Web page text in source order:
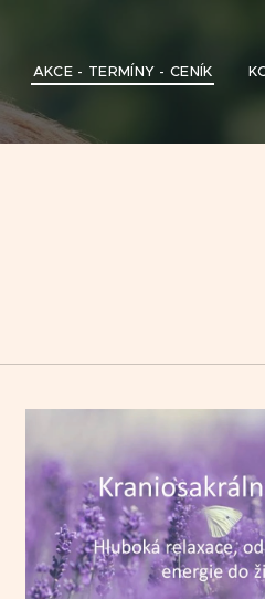
AKCE - TERMÍNY - CENÍK